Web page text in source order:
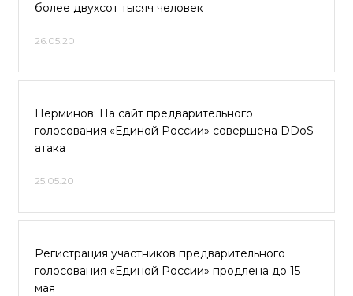
более двухсот тысяч человек
26.05.20
Перминов: На сайт предварительного
голосования «Единой России» совершена DDoS-
атака
25.05.20
Регистрация участников предварительного
голосования «Единой России» продлена до 15
мая